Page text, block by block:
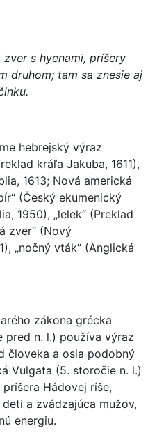
s hyenami, príšery
druhom; tam sa znesie aj
hebrejský výraz
kráľa Jakuba, 1611),
1613; Nová americká
(Český ekumenický
1950), „lelek“ (Preklad
zver“ (Nový
„nočný vták“ (Anglická
zákona grécka
pred n. l.) používa výraz
človeka a osla podobný
Vulgata (5. storočie n. l.)
Hádovej ríše,
a zvádzajúca mužov,
energiu.